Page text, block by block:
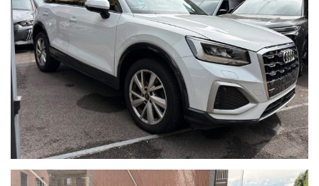
Rilevatore stanchezza
Retrocamera
Apple Car Play e Android Auto
Fari Led
Clima Automatico Bi-zona
Sensori di parcheggio Anteriori e Posteriori
Operiamo nel mercato automotive da più di 65 anni con la
sono garantite, hanno il chilometraggio certificato e sono